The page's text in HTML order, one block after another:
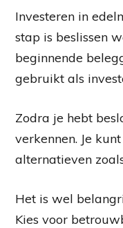
Investeren in
stap is beslissen
beginnende
gebruikt als
Zodra je hebt
verkennen. Je kunt
alternatieven
Het is wel
Kies voor